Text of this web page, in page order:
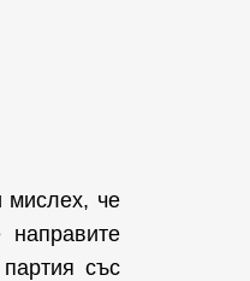
мислех, че
със